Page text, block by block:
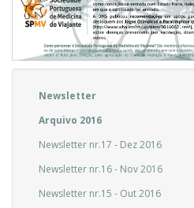
Newsletter
Arquivo 2016
Newsletter nr.17 - Dez 2016
Newsletter nr.16 - Nov 2016
Newsletter nr.15 - Out 2016